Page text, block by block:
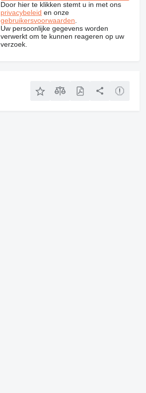
Door hier te klikken stemt u in met ons
privacybeleid en onze
gebruikersvoorwaarden
Uw persoonlijke gegevens worden
verwerkt om te kunnen reageren op uw
verzoek.